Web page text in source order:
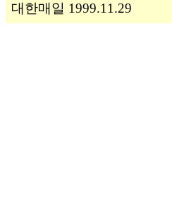
대한매일 1999.11.29